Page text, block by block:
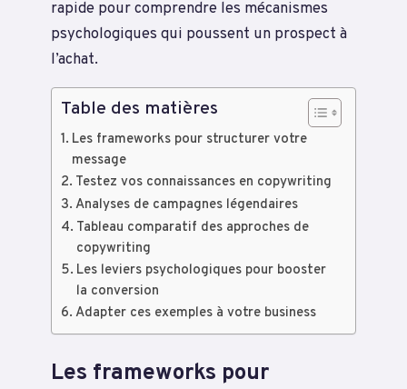
rapide pour comprendre les mécanismes
psychologiques qui poussent un prospect à
l’achat.
Table des matières
Les frameworks pour structurer votre
message
Testez vos connaissances en copywriting
Analyses de campagnes légendaires
Tableau comparatif des approches de
copywriting
Les leviers psychologiques pour booster
la conversion
Adapter ces exemples à votre business
Les frameworks pour